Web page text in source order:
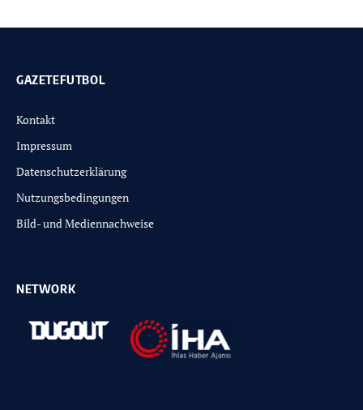
GAZETEFUTBOL
Kontakt
Impressum
Datenschutzerklärung
Nutzungsbedingungen
Bild- und Mediennachweise
NETWORK